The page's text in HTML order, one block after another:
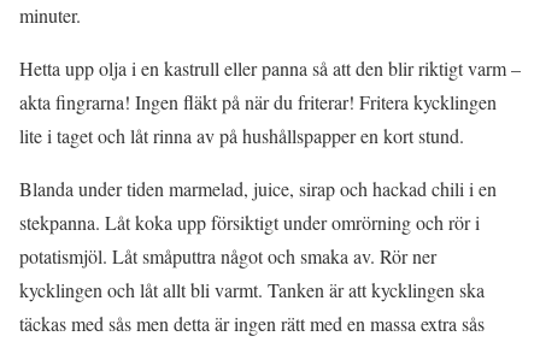
minuter.
Hetta upp olja i en kastrull eller panna så att den blir riktigt varm –
akta fingrarna! Ingen fläkt på när du friterar! Fritera kycklingen
lite i taget och låt rinna av på hushållspapper en kort stund.
Blanda under tiden marmelad, juice, sirap och hackad chili i en
stekpanna. Låt koka upp försiktigt under omrörning och rör i
potatismjöl. Låt småputtra något och smaka av. Rör ner
kycklingen och låt allt bli varmt. Tanken är att kycklingen ska
täckas med sås men detta är ingen rätt med en massa extra sås